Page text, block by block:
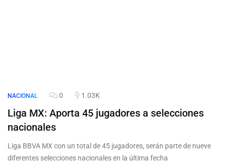
NACIONAL 0 1.03K
Liga MX: Aporta 45 jugadores a selecciones
nacionales
Liga BBVA MX con un total de 45 jugadores, serán parte de nueve
diferentes selecciones nacionales en la última fecha